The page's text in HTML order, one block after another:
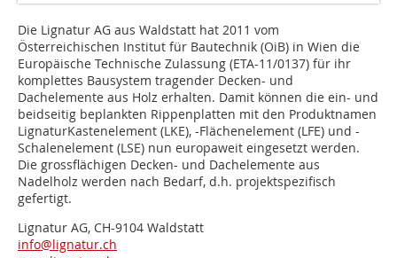
Die Lignatur AG aus Waldstatt hat 2011 vom
Österreichischen Institut für Bautechnik (OiB) in Wien die
Europäische Technische Zulassung (ETA-11/0137) für ihr
komplettes Bausystem tragender Decken- und
Dachelemente aus Holz erhalten. Damit können die ein- und
beidseitig beplankten Rippenplatten mit den Produktnamen
LignaturKasten­element (LKE), -Flächenelement (LFE) und -
Schalenelement (LSE) nun europaweit eingesetzt werden.
Die grossflächigen Decken- und Dachelemente aus
Nadelholz werden nach Bedarf, d.h. projektspezifisch
gefertigt.
Lignatur AG, CH-9104 Waldstatt
info@lignatur.ch